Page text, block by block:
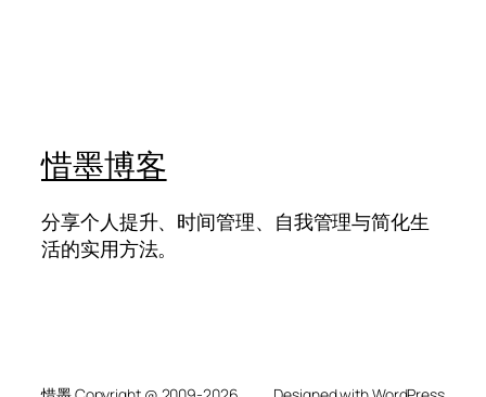
惜墨博客
分享个人提升、时间管理、自我管理与简化生
活的实用方法。